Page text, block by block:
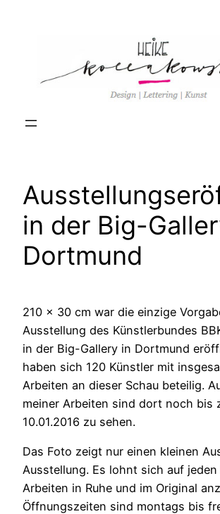
in der Big-
Dortmund
210 x 30 cm war die einzige
Ausstellung des Künstlerbundes
in der Big-Gallery in Dortmund
haben sich 120 Künstler mit
Arbeiten an dieser Schau beteilig.
meiner Arbeiten sind dort noch bis
10.01.2016 zu sehen.
Das Foto zeigt nur einen kleinen
Ausstellung. Es lohnt sich auf
Arbeiten in Ruhe und im Original
Öffnungszeiten sind montags bis